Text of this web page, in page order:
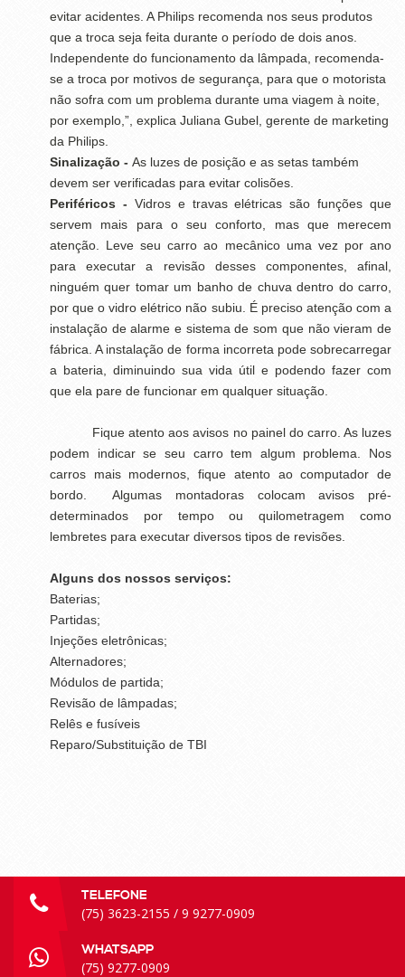
evitar acidentes. A Philips recomenda nos seus produtos
que a troca seja feita durante o período de dois anos.
Independente do funcionamento da lâmpada, recomenda-
se a troca por motivos de segurança, para que o motorista
não sofra com um problema durante uma viagem à noite,
por exemplo,”, explica Juliana Gubel, gerente de marketing
da Philips.
Sinalização - As luzes de posição e as setas também
devem ser verificadas para evitar colisões.
Periféricos - Vidros e travas elétricas são funções que
servem mais para o seu conforto, mas que merecem
atenção. Leve seu carro ao mecânico uma vez por ano
para executar a revisão desses componentes, afinal,
ninguém quer tomar um banho de chuva dentro do carro,
por que o vidro elétrico não subiu. É preciso atenção com a
instalação de alarme e sistema de som que não vieram de
fábrica. A instalação de forma incorreta pode sobrecarregar
a bateria, diminuindo sua vida útil e podendo fazer com
que ela pare de funcionar em qualquer situação.
Fique atento aos avisos no painel do carro. As luzes
podem indicar se seu carro tem algum problema. Nos
carros mais modernos, fique atento ao computador de
bordo. Algumas montadoras colocam avisos pré-
determinados por tempo ou quilometragem como
lembretes para executar diversos tipos de revisões.
Alguns dos nossos serviços:
Baterias;
Partidas;
Injeções eletrônicas;
Alternadores;
Módulos de partida;
Revisão de lâmpadas;
Relês e fusíveis
Reparo/Substituição de TBI
TELEFONE
(75) 3623-2155 / 9 9277-0909
WHATSAPP
(75) 9277-0909